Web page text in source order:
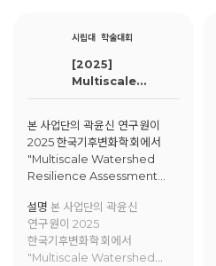
시립대 학술대회
[2025]
Multiscale
Watershed
Assessment
Using
Explainable AI
for Transparent
Decision-
making
본 사업단의 곽윤신 연구원이
2025 한국기후변화학회에서
"Multiscale Watershed
Resilience Assessment
Transparent Decision-
making"에 대해 발표함.
설명 본 사업단의 곽윤신
연구원이 2025
한국기후변화학회에서
"Multiscale Watershed